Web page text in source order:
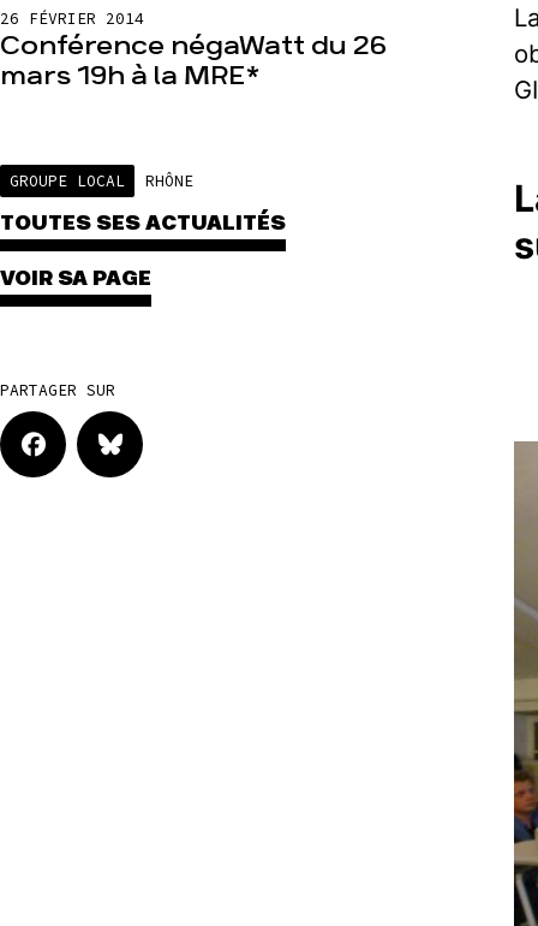
26 FÉVRIER 2014
Conférence négaWatt du 26
mars 19h à la MRE*
GROUPE LOCAL RHÔNE
TOUTES SES ACTUALITÉS
VOIR SA PAGE
PARTAGER SUR